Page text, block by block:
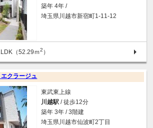
築年 4年 /
埼玉県川越市新宿町1-11-12
（52.29ｍ2 ）
クラージュ
東武東上線
川越駅 / 徒歩12分
築年 3年 / 3階建
埼玉県川越市仙波町2丁目